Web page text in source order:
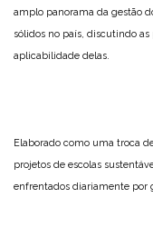
amplo panorama da gestão
sólidos no país, discutindo
aplicabilidade delas.
Elaborado como uma troca
projetos de escolas
enfrentados diariamente por